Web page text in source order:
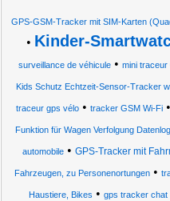
GPS-GSM-Tracker mit SIM-Karten
• Kinder-
surveillance de véhicule• mini traceur
Kids Schutz Echtzeit-Sensor-Tracker
traceur gps vélo • tracker GSM Wi-Fi •
Funktion für Wagen Verfolgung
automobile• GPS-Tracker mit
Fahrzeugen, zu Personenortungen •
Haustiere, Bikes • gps tracker chat